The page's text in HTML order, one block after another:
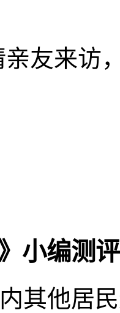
友来访
小编测
其他居